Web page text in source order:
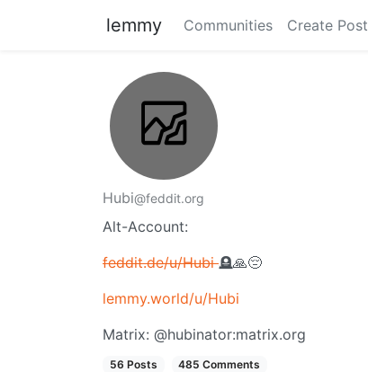
lemmy Communities Create Post
Hubi@feddit.org
Alt-Account:
feddit.de/u/Hubi🪦🙏😔
lemmy.world/u/Hubi
Matrix: @hubinator:matrix.org
56 Posts 485 Comments